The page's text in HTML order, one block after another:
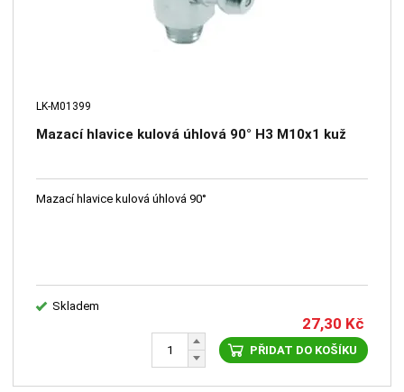
LK-M01399
Mazací hlavice kulová úhlová 90° H3 M10x1 kuž
Mazací hlavice kulová úhlová 90°
Skladem
27,30 Kč
PŘIDAT DO KOŠÍKU